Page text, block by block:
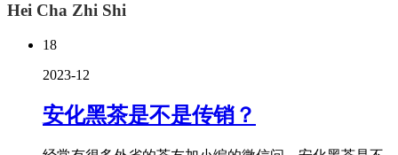
Hei Cha Zhi Shi
18
2023-12
安化黑茶是不是传销？